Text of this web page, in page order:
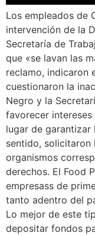
Los empleados de
intervención de la
Secretaría de
que «se lavan las
reclamo, indicaron
cuestionaron la
Negro y la
favorecer
lugar de garantizar
sentido,
organismos
derechos. El Food
empresass de
tanto adentro del
Lo mejor de este
depositar fondos